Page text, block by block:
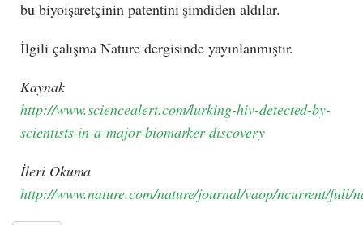
bu biyoişaretçinin patentini şimdiden aldılar.
İlgili çalışma Nature dergisinde yayınlanmıştır.
Kaynak
http://www.sciencealert.com/lurking-hiv-detected-by-
scientists-in-a-major-biomarker-discovery
İleri Okuma
http://www.nature.com/nature/journal/vaop/ncurrent/full/